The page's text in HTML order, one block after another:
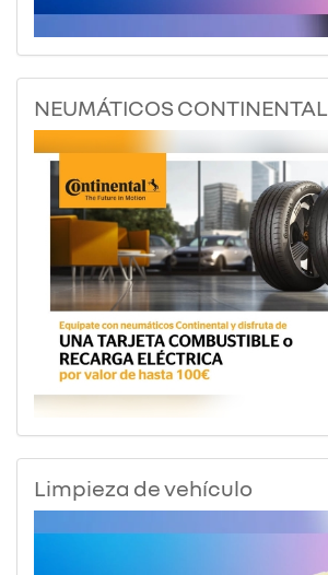
NEUMÁTICOS CONTINENTAL
Limpieza de vehículo